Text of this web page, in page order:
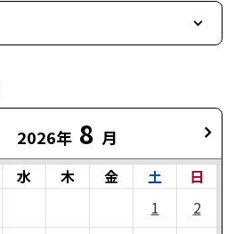
2026年 8 月
水 木 金 土
日
1
2